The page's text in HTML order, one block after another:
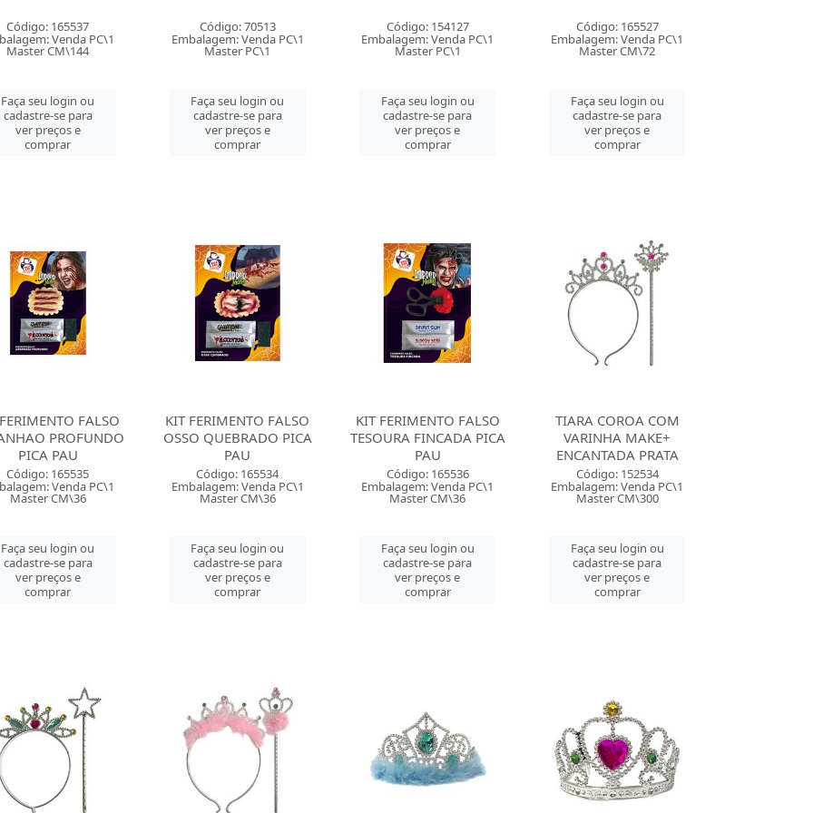
Código: 165537
Venda PC\1
Master CM\144
Faça seu login ou
cadastre-se para
ver preços e
comprar
Código: 70513
Embalagem: Venda PC\1
Master PC\1
Faça seu login ou
cadastre-se para
ver preços e
comprar
Código: 154127
Embalagem: Venda PC\1
Master PC\1
Faça seu login ou
cadastre-se para
ver preços e
comprar
Código: 165527
Embalagem: Venda PC\1
Master CM\72
Faça seu login ou
cadastre-se para
ver preços e
comprar
FALSO
PROFUNDO
PICA PAU
Código: 165535
Venda PC\1
Master CM\36
Faça seu login ou
cadastre-se para
ver preços e
comprar
KIT FERIMENTO FALSO
OSSO QUEBRADO PICA
PAU
Código: 165534
Embalagem: Venda PC\1
Master CM\36
Faça seu login ou
cadastre-se para
ver preços e
comprar
KIT FERIMENTO FALSO
TESOURA FINCADA PICA
PAU
Código: 165536
Embalagem: Venda PC\1
Master CM\36
Faça seu login ou
cadastre-se para
ver preços e
comprar
TIARA COROA COM
VARINHA MAKE+
ENCANTADA PRATA
Código: 152534
Embalagem: Venda PC\1
Master CM\300
Faça seu login ou
cadastre-se para
ver preços e
comprar